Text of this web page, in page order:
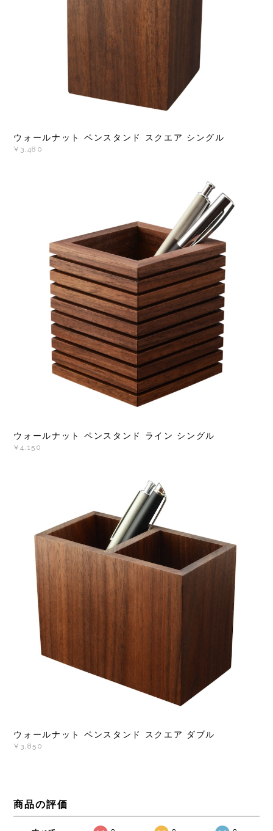
ウォールナット ペンスタンド スクエア シングル
¥3,480
ウォールナット ペンスタンド ライン シングル
¥4,150
ウォールナット ペンスタンド スクエア ダブル
¥3,850
商品の評価